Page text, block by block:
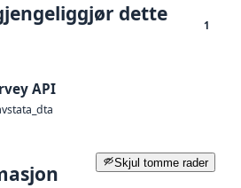
dette
1
API
stata_dta
Skjul tomme rader